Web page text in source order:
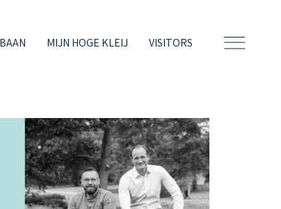
MIJN HOGE KLEIJ VISITORS